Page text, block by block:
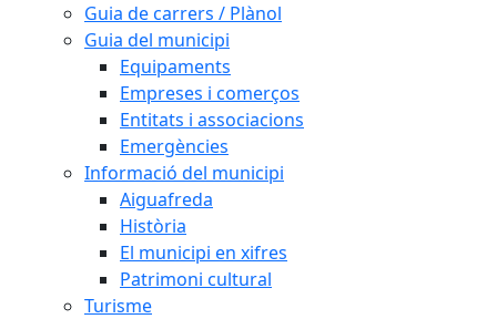
Guia de carrers / Plànol
Guia del municipi
Equipaments
Empreses i comerços
Entitats i associacions
Emergències
Informació del municipi
Aiguafreda
Història
El municipi en xifres
Patrimoni cultural
Turisme